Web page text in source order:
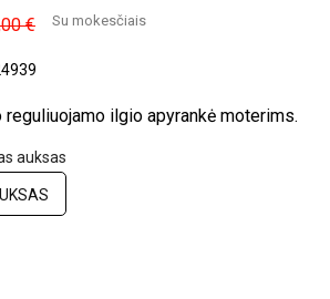
€ Su mokesčiais
reguliuojamo ilgio apyrankė moterims.
auksas